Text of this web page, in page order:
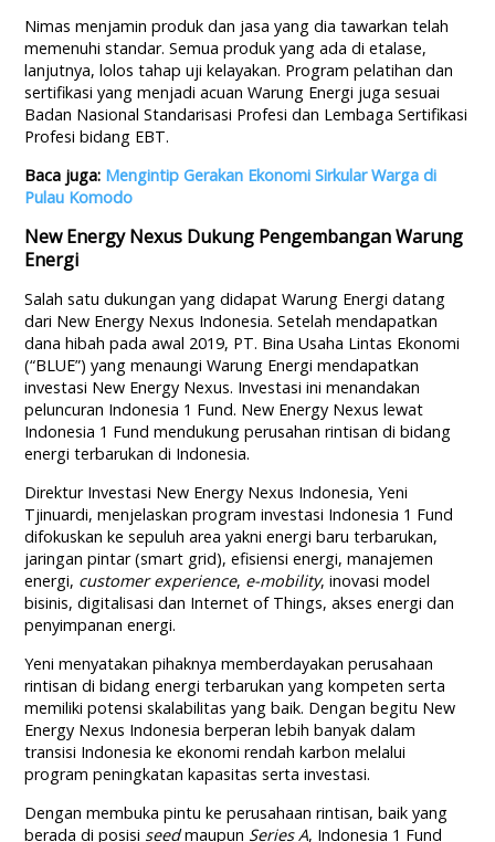
Nimas menjamin produk dan jasa yang dia tawarkan telah
memenuhi standar. Semua produk yang ada di etalase,
lanjutnya, lolos tahap uji kelayakan. Program pelatihan dan
sertifikasi yang menjadi acuan Warung Energi juga sesuai
Badan Nasional Standarisasi Profesi dan Lembaga Sertifikasi
Profesi bidang EBT.
Baca juga: Mengintip Gerakan Ekonomi Sirkular Warga di
Pulau Komodo
New Energy Nexus Dukung Pengembangan Warung
Energi
Salah satu dukungan yang didapat Warung Energi datang
dari New Energy Nexus Indonesia. Setelah mendapatkan
dana hibah pada awal 2019, PT. Bina Usaha Lintas Ekonomi
(“BLUE”) yang menaungi Warung Energi mendapatkan
investasi New Energy Nexus. Investasi ini menandakan
peluncuran Indonesia 1 Fund. New Energy Nexus lewat
Indonesia 1 Fund mendukung perusahan rintisan di bidang
energi terbarukan di Indonesia.
Direktur Investasi New Energy Nexus Indonesia, Yeni
Tjinuardi, menjelaskan program investasi Indonesia 1 Fund
difokuskan ke sepuluh area yakni energi baru terbarukan,
jaringan pintar (smart grid), efisiensi energi, manajemen
energi, customer experience, e-mobility, inovasi model
bisinis, digitalisasi dan Internet of Things, akses energi dan
penyimpanan energi.
Yeni menyatakan pihaknya memberdayakan perusahaan
rintisan di bidang energi terbarukan yang kompeten serta
memiliki potensi skalabilitas yang baik. Dengan begitu New
Energy Nexus Indonesia berperan lebih banyak dalam
transisi Indonesia ke ekonomi rendah karbon melalui
program peningkatan kapasitas serta investasi.
Dengan membuka pintu ke perusahaan rintisan, baik yang
berada di posisi seedmaupun Series A, Indonesia 1 Fund